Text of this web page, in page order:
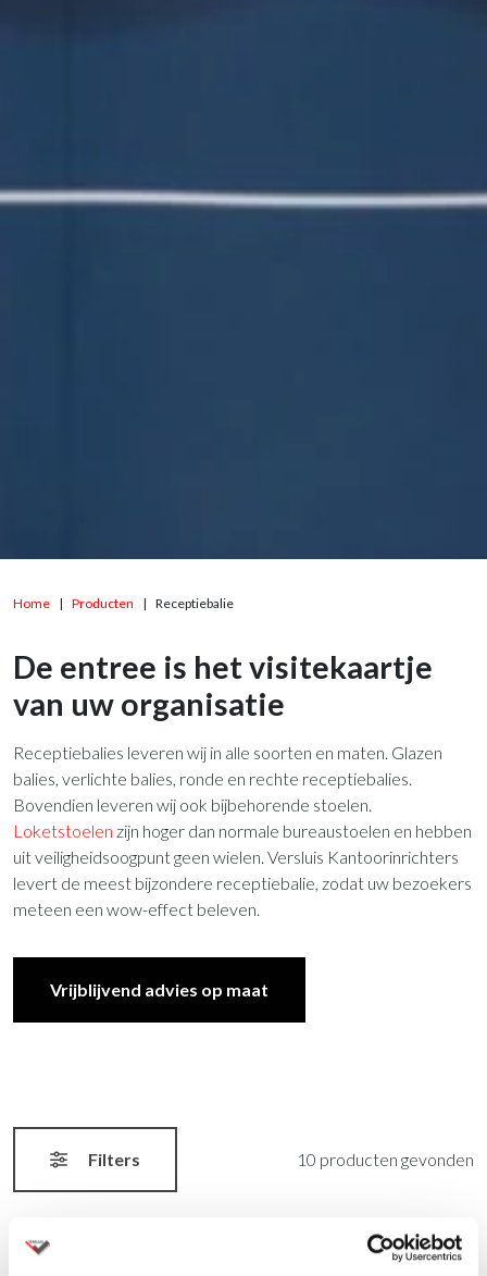
Home Producten Receptiebalie
De entree is het visitekaartje
van uw organisatie
Receptiebalies leveren wij in alle soorten en maten. Glazen
balies, verlichte balies, ronde en rechte receptiebalies.
Bovendien leveren wij ook bijbehorende stoelen.
Loketstoelen zijn hoger dan normale bureaustoelen en hebben
uit veiligheidsoogpunt geen wielen. Versluis Kantoorinrichters
levert de meest bijzondere receptiebalie, zodat uw bezoekers
meteen een wow-effect beleven.
Vrijblijvend advies op maat
Filters 10 producten gevonden